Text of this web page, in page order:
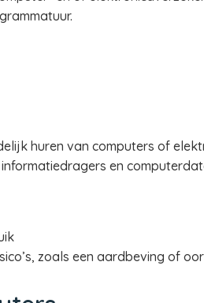
huren van computers of
en
zoals een aardbeving of